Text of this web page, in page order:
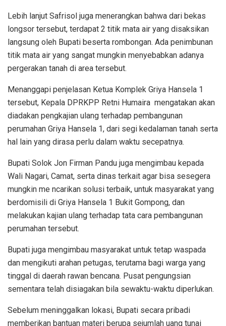
Lebih lanjut Safrisol juga menerangkan bahwa dari bekas
longsor tersebut, terdapat 2 titik mata air yang disaksikan
langsung oleh Bupati beserta rombongan. Ada penimbunan
titik mata air yang sangat mungkin menyebabkan adanya
pergerakan tanah di area tersebut.
Menanggapi penjelasan Ketua Komplek Griya Hansela 1
tersebut, Kepala DPRKPP Retni Humaira mengatakan akan
diadakan pengkajian ulang terhadap pembangunan
perumahan Griya Hansela 1, dari segi kedalaman tanah serta
hal lain yang dirasa perlu dalam waktu secepatnya.
Bupati Solok Jon Firman Pandu juga mengimbau kepada
Wali Nagari, Camat, serta dinas terkait agar bisa sesegera
mungkin me ncarikan solusi terbaik, untuk masyarakat yang
berdomisili di Griya Hansela 1 Bukit Gompong, dan
melakukan kajian ulang terhadap tata cara pembangunan
perumahan tersebut.
Bupati juga mengimbau masyarakat untuk tetap waspada
dan mengikuti arahan petugas, terutama bagi warga yang
tinggal di daerah rawan bencana. Pusat pengungsian
sementara telah disiagakan bila sewaktu-waktu diperlukan.
Sebelum meninggalkan lokasi, Bupati secara pribadi
memberikan bantuan materi berupa sejumlah uang tunai